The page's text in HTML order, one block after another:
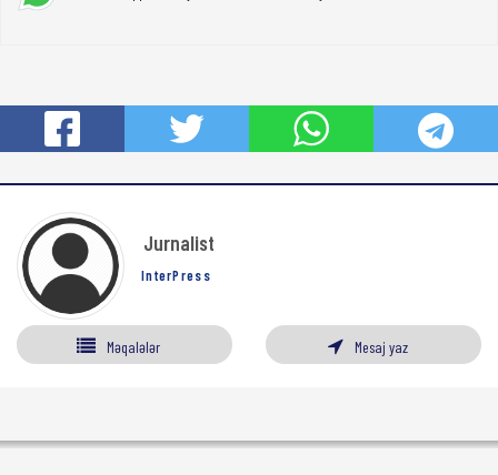
Jurnalist
InterPress
Məqalələr Mesaj yaz